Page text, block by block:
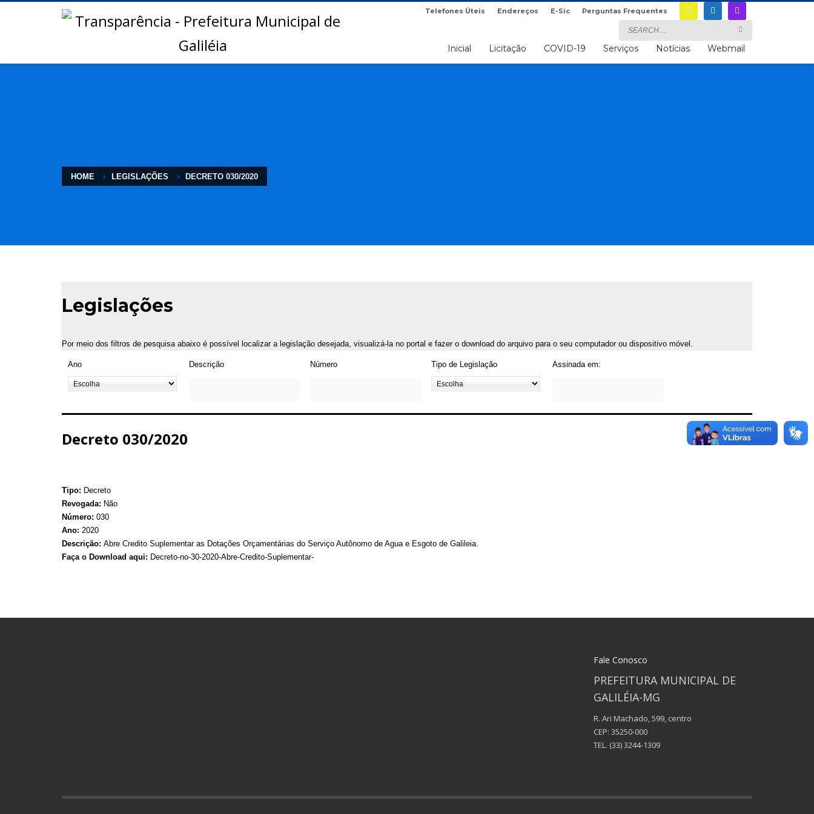
Telefones Úteis Endereços E-Sic Perguntas Frequentes
Inicial Licitação COVID-19 Serviços Notícias Webmail
HOME LEGISLAÇÕES DECRETO 030/2020
Legislações
Por meio dos filtros de pesquisa abaixo é possível localizar a legislação desejada, visualizá-la no portal e fazer o download do arquivo para o seu computador ou dispositivo móvel.
Ano Descrição Número Tipo de Legislação Assinada em:
Decreto 030/2020
Tipo: Decreto
Revogada: Não
Número: 030
Ano: 2020
Descrição: Abre Credito Suplementar as Dotações Orçamentárias do Serviço Autônomo de Agua e Esgoto de Galileia.
Faça o Download aqui: Decreto-no-30-2020-Abre-Credito-Suplementar-
Fale Conosco
PREFEITURA MUNICIPAL DE
GALILÉIA-MG
R. Ari Machado, 599, centro
CEP: 35250-000
TEL. (33) 3244-1309